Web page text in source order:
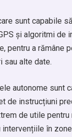
sunt capabile
și algoritmi de
pentru a rămâne
sau alte date.
autonome sunt
de instrucțiuni
de utile
în